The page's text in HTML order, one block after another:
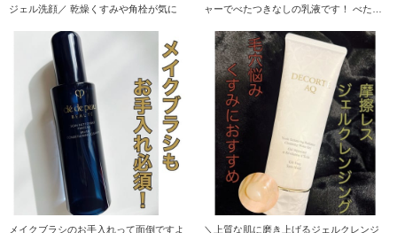
ジェル洗顔／ 乾燥くすみや角栓が気に
ャーでべたつきなしの乳液です！ べたつ
メイクブラシのお手入れって面倒ですよ
＼上質な肌に磨き上げるジェルクレンジ